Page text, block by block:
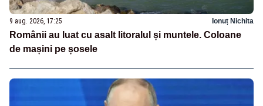
9 aug. 2026, 17:25 Ionuț Nichita
Românii au luat cu asalt litoralul și muntele. Coloane
de mașini pe șosele